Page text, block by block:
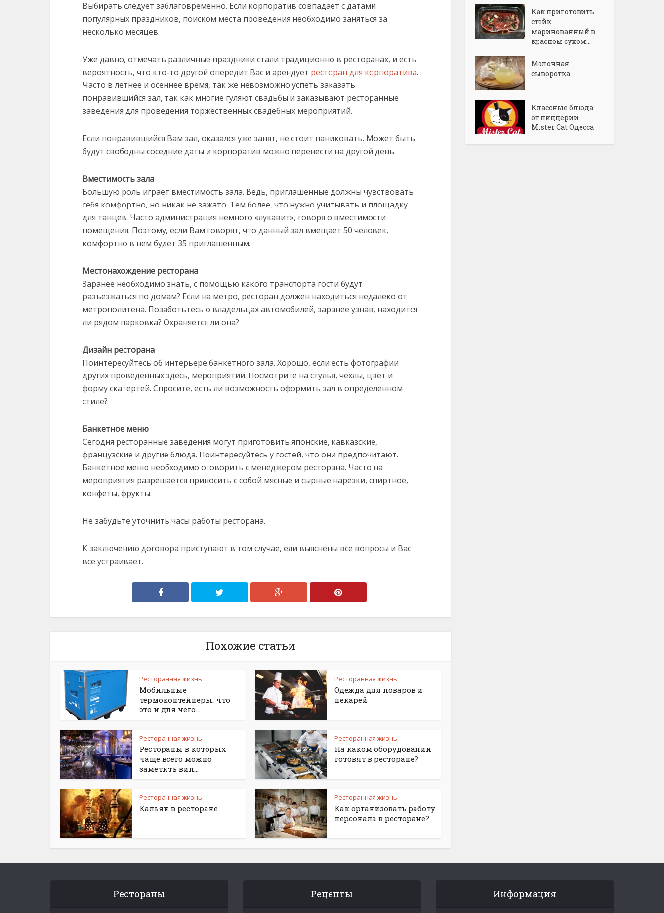
Выбирать следует заблаговременно. Если корпоратив совпадает с датами
популярных праздников, поиском места проведения необходимо заняться за
несколько месяцев.
Уже давно, отмечать различные праздники стали традиционно в ресторанах, и есть
вероятность, что кто-то другой опередит Вас и арендует ресторан для корпоратива.
Часто в летнее и осеннее время, так же невозможно успеть заказать
понравившийся зал, так как многие гуляют свадьбы и заказывают ресторанные
заведения для проведения торжественных свадебных мероприятий.
Если понравившийся Вам зал, оказался уже занят, не стоит паниковать. Может быть
будут свободны соседние даты и корпоратив можно перенести на другой день.
Вместимость зала
Большую роль играет вместимость зала. Ведь, приглашенные должны чувствовать
себя комфортно, но никак не зажато. Тем более, что нужно учитывать и площадку
для танцев. Часто администрация немного «лукавит», говоря о вместимости
помещения. Поэтому, если Вам говорят, что данный зал вмещает 50 человек,
комфортно в нем будет 35 приглашенным.
Местонахождение ресторана
Заранее необходимо знать, с помощью какого транспорта гости будут
разъезжаться по домам? Если на метро, ресторан должен находиться недалеко от
метрополитена. Позаботьтесь о владельцах автомобилей, заранее узнав, находится
ли рядом парковка? Охраняется ли она?
Дизайн ресторана
Поинтересуйтесь об интерьере банкетного зала. Хорошо, если есть фотографии
других проведенных здесь, мероприятий. Посмотрите на стулья, чехлы, цвет и
форму скатертей. Спросите, есть ли возможность оформить зал в определенном
стиле?
Банкетное меню
Сегодня ресторанные заведения могут приготовить японские, кавказские,
французские и другие блюда. Поинтересуйтесь у гостей, что они предпочитают.
Банкетное меню необходимо оговорить с менеджером ресторана. Часто на
мероприятия разрешается приносить с собой мясные и сырные нарезки, спиртное,
конфеты, фрукты.
Не забудьте уточнить часы работы ресторана.
К заключению договора приступают в том случае, ели выяснены все вопросы и Вас
все устраивает.
Похожие статьи
Ресторанная жизнь
Мобильные
термоконтейнеры: что
это и для чего...
Ресторанная жизнь
Одежда для поваров и
пекарей
Ресторанная жизнь
Рестораны в которых
чаще всего можно
заметить вип...
Ресторанная жизнь
На каком оборудовании
готовят в ресторане?
Ресторанная жизнь
Кальян в ресторане
Ресторанная жизнь
Как организовать работу
персонала в ресторане?
Как приготовить
стейк
маринованный в
красном сухом...
Молочная
сыворотка
Классные блюда
от пиццерии
Mister Cat Одесса
Рестораны Рецепты Информация